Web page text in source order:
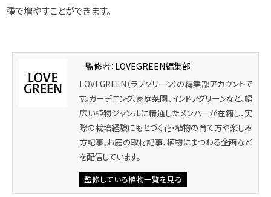
種で増やすことができます。
監修者：LOVEGREEN編集部
LOVEGREEN（ラブグリーン）の編集部アカウントで
す。ガーデニング、家庭菜園、インドアグリーンなど、幅
広い植物ジャンルに精通したメンバーが在籍し、実
際の栽培経験にもとづく花・植物の育て方や楽しみ
方記事、お庭の取材記事、植物にまつわる企画など
を配信しています。
監修している植物一覧を見る